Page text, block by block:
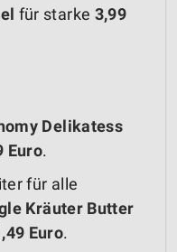
für starke 3,99
Delikatess
Euro.
für alle
Kräuter Butter
Euro.